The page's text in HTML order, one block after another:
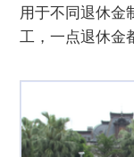
用于不同退休金
工，一点退休金